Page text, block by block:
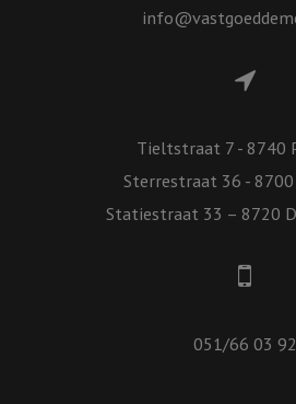
Tieltstraat 7 - 8740
Sterrestraat 36 - 8700
Statiestraat 33 – 8720
051/66 03 92